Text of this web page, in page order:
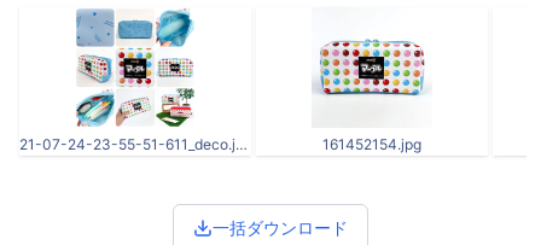
21-07-24-23-55-51-611_deco.jpg 161452154.jpg
一括ダウンロード